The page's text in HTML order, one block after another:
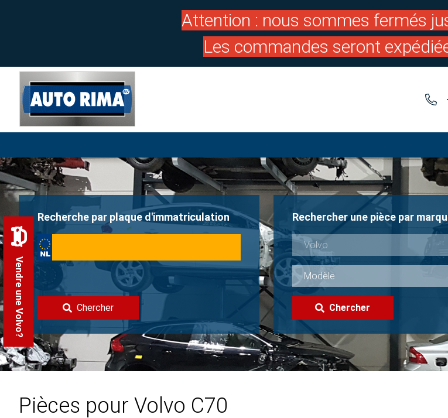
Attention : nous sommes fermés
Les commandes seront
Recherche par plaque d'immatriculation
Chercher
Rechercher une pièce par
Chercher
Pièces pour Volvo C70
Vendre une Volvo?